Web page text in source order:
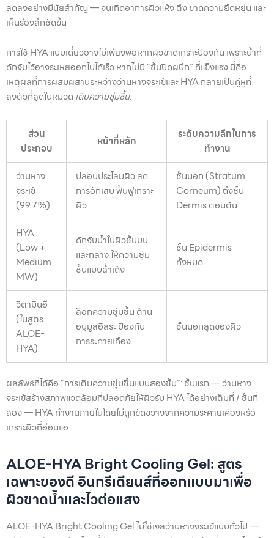
ลดลงอย่างมีนัยสำคัญ — จนเกิดอาการผิวแห้ง ตึง ขาดความยืดหยุ่น และ
เห็นร่องลึกชัดขึ้น
การใช้ HYA แบบเดี่ยวอาจไม่เพียงพอหากผิวขาดเกราะป้องกัน เพราะน้ำที่
ดักจับไว้อาจระเหยออกไปได้เร็ว หากไม่มี “ชั้นปิดผนึก” ที่แข็งแรง นี่คือ
เหตุผลที่การผสมผสานระหว่างว่านหางจระเข้และ HYA กลายเป็นคู่หูที่
ลงตัวที่สุดในหมวด เติมความชุ่มชื้น:
ส่วน
ประกอบ
หน้าที่หลัก
ระดับความลึกในการ
ทำงาน
ว่านหาง
จระเข้
(99.7%)
ปลอบประโลมผิว ลด
การอักเสบ ฟื้นฟูเกราะ
ผิว
ชั้นนอก (Stratum
Corneum) ถึงชั้น
Dermis ตอนต้น
HYA
(Low +
Medium
MW)
ดักจับน้ำในผิวชั้นบน
และกลาง ให้ความชุ่ม
ชื้นแบบฉ่ำเด้ง
ชั้น Epidermis
ทั้งหมด
วิตามินอี
(ในสูตร
ALOE-
HYA)
ล็อกความชุ่มชื้น ต้าน
อนุมูลอิสระ ป้องกัน
การระคายเคือง
ชั้นนอกสุดของผิว
ผลลัพธ์ที่ได้คือ “การเติมความชุ่มชื้นแบบสองชั้น”: ชั้นแรก — ว่านหาง
จระเข้สร้างสภาพแวดล้อมที่ปลอดภัยให้ผิวรับ HYA ได้อย่างเต็มที่ / ชั้นที่
สอง — HYA ทำงานภายในโดยไม่ถูกขัดขวางจากความระคายเคืองหรือ
เกราะผิวที่อ่อนแอ
ALOE-HYA Bright Cooling Gel: สูตร
เฉพาะของดี อินกรีเดียนส์ที่ออกแบบมาเพื่อ
ผิวขาดน้ำและไวต่อแสง
ALOE-HYA Bright Cooling Gel ไม่ใช่เจลว่านหางจระเข้แบบทั่วไป —